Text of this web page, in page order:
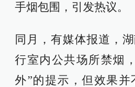
手烟包围，引发热议。
同月，有媒体报道，
行室内公共场所禁烟
外”的提示，但效果